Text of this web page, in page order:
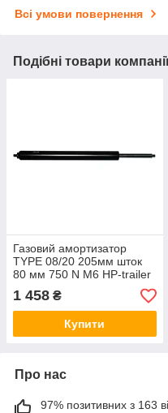
Всі умови повернення
Подібні товари
Газовий амортизатор
TYPE 08/20 205мм шток
80 мм 750 N М6 HP-trailer
210014
1 458 ₴
Купити
Про нас
97% позитивних з 163